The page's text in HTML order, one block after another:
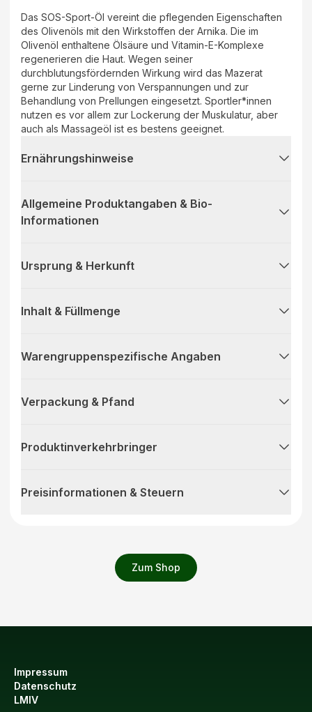
Zum Shop
Das SOS-Sport-Öl vereint die pflegenden Eigenschaften
des Olivenöls mit den Wirkstoffen der Arnika. Die im
Olivenöl enthaltene Ölsäure und Vitamin-E-Komplexe
regenerieren die Haut. Wegen seiner
durchblutungsfördernden Wirkung wird das Mazerat
gerne zur Linderung von Verspannungen und zur
Behandlung von Prellungen eingesetzt. Sportler*innen
nutzen es vor allem zur Lockerung der Muskulatur, aber
auch als Massageöl ist es bestens geeignet.
Ernährungshinweise
Allgemeine Produktangaben & Bio-
Informationen
Ursprung & Herkunft
Inhalt & Füllmenge
Warengruppenspezifische Angaben
Verpackung & Pfand
Produktinverkehrbringer
Preisinformationen & Steuern
Impressum
Datenschutz
LMIV